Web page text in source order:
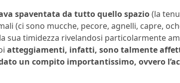
spaventata da tutto quello spazio(la
(ci sono mucche, pecore, agnelli, capre,
sua timidezza rivelandosi particolarmente
atteggiamenti, infatti, sono talmente
un compito importantissimo, ovvero